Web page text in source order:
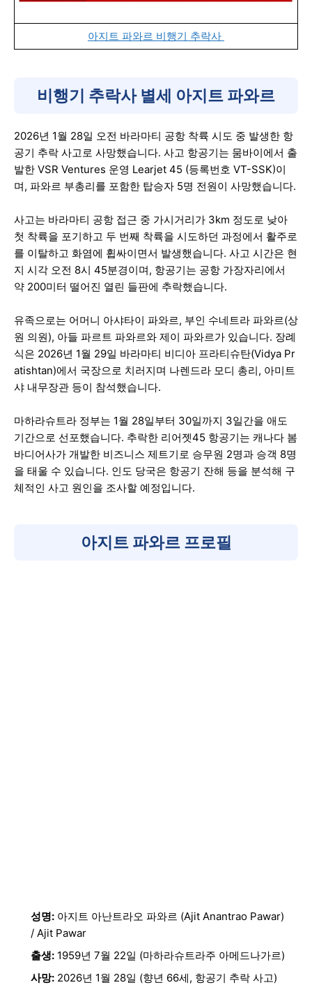
아지트 파와르 비행기 추락사
비행기 추락사 별세 아지트 파와르
2026년 1월 28일 오전 바라마티 공항 착륙 시도 중 발생한 항
공기 추락 사고로 사망했습니다. 사고 항공기는 뭄바이에서 출
발한 VSR Ventures 운영 Learjet 45 (등록번호 VT-SSK)이
며, 파와르 부총리를 포함한 탑승자 5명 전원이 사망했습니다.
사고는 바라마티 공항 접근 중 가시거리가 3km 정도로 낮아
첫 착륙을 포기하고 두 번째 착륙을 시도하던 과정에서 활주로
를 이탈하고 화염에 휩싸이면서 발생했습니다. 사고 시간은 현
지 시각 오전 8시 45분경이며, 항공기는 공항 가장자리에서
약 200미터 떨어진 열린 들판에 추락했습니다.
유족으로는 어머니 아샤타이 파와르, 부인 수네트라 파와르(상
원 의원), 아들 파르트 파와르와 제이 파와르가 있습니다. 장례
식은 2026년 1월 29일 바라마티 비디아 프라티슈탄(Vidya Pr
atishtan)에서 국장으로 치러지며 나렌드라 모디 총리, 아미트
샤 내무장관 등이 참석했습니다.
마하라슈트라 정부는 1월 28일부터 30일까지 3일간을 애도
기간으로 선포했습니다. 추락한 리어젯45 항공기는 캐나다 봄
바디어사가 개발한 비즈니스 제트기로 승무원 2명과 승객 8명
을 태울 수 있습니다. 인도 당국은 항공기 잔해 등을 분석해 구
체적인 사고 원인을 조사할 예정입니다.
아지트 파와르 프로필
성명: 아지트 아난트라오 파와르 (Ajit Anantrao Pawar)
/ Ajit Pawar
출생: 1959년 7월 22일 (마하라슈트라주 아메드나가르)
사망: 2026년 1월 28일 (향년 66세, 항공기 추락 사고)